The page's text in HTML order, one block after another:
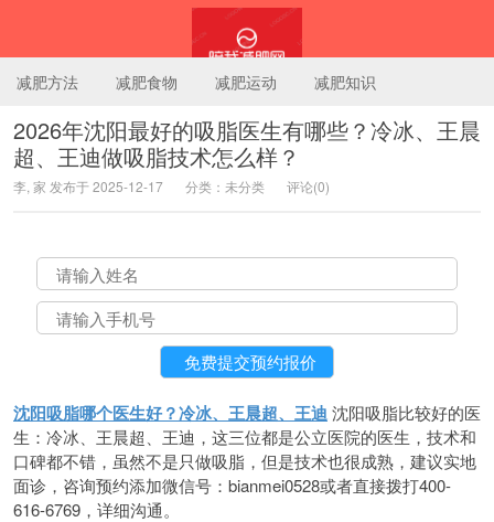
陪我减肥网
减肥方法 减肥食物 减肥运动 减肥知识
2026年沈阳最好的吸脂医生有哪些？冷冰、王晨
超、王迪做吸脂技术怎么样？
李, 家 发布于 2025-12-17 分类：未分类 评论(0)
沈阳吸脂哪个医生好？冷冰、王晨超、王迪沈阳吸脂比较好的医
生：冷冰、王晨超、王迪，这三位都是公立医院的医生，技术和
口碑都不错，虽然不是只做吸脂，但是技术也很成熟，建议实地
面诊，咨询预约添加微信号：bianmei0528或者直接拨打400-
616-6769，详细沟通。